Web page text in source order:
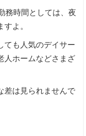
務時間としては、夜
よ。
ても人気のデイサー
人ホームなどさまざ
差は見られませんで